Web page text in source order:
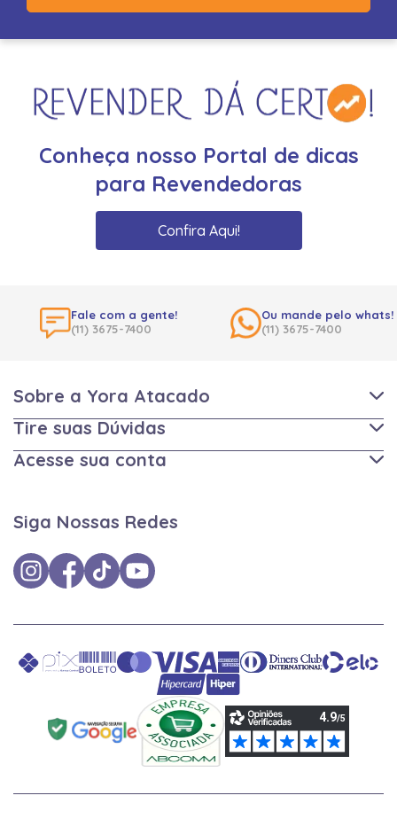
Conheça nosso Portal de dicas
para Revendedoras
Confira Aqui!
Fale com a gente!
(11) 3675-7400
Ou mande pelo whats!
(11) 3675-7400
Sobre a Yora Atacado
Tire suas Dúvidas
Acesse sua conta
Siga Nossas Redes